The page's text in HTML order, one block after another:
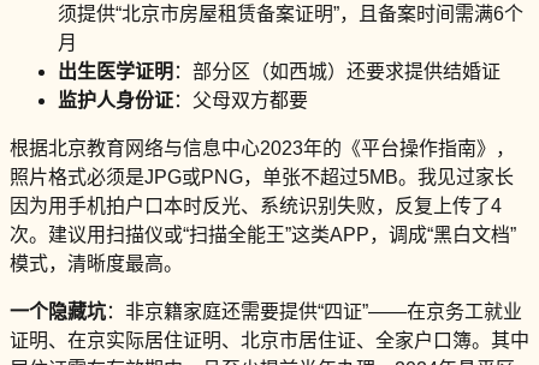
须提供“北京市房屋租赁备案证明”，且备案时间需满6个
月
出生医学证明 ：部分区（如西城）还要求提供结婚证
监护人身份证：父母双方都要
根据北京教育网络与信息中心2023年的《平台操作指南》，
照片格式必须是JPG或PNG，单张不超过5MB。我见过家长
因为用手机拍户口本时反光、系统识别失败，反复上传了4
次。建议用扫描仪或“扫描全能王”这类APP，调成“黑白文档”
模式，清晰度最高。
一个隐藏坑：非京籍家庭还需要提供“四证”——在京务工就业
证明、在京实际居住证明、北京市居住证、全家户口簿。其中